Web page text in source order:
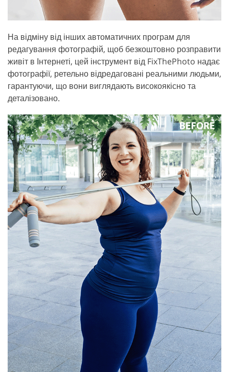
На відміну від інших автоматичних програм для
редагування фотографій, щоб безкоштовно розправити
живіт в Інтернеті, цей інструмент від FixThePhoto надає
фотографії, ретельно відредаговані реальними людьми,
гарантуючи, що вони виглядають високоякісно та
деталізовано.